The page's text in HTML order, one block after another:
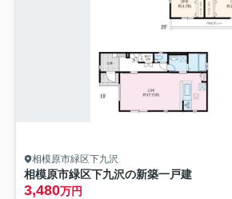
相模原市緑区下九沢
相模原市緑区下九沢の新築一戸建
3,480万円